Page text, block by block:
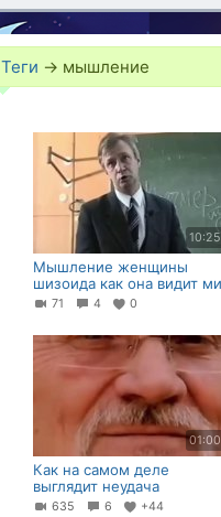
Теги → мышление
10:25
Мышление женщины
шизоида как она видит
71 4 0
01:00
Как на самом деле
выглядит неудача
635 6 +44